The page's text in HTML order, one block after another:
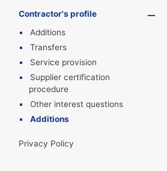
Contractor's profile
Additions
Transfers
Service provision
Supplier certification
procedure
Other interest questions
Additions
Privacy Policy